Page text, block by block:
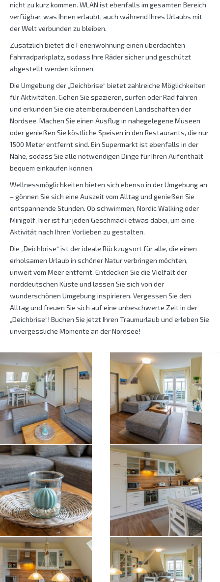
nicht zu kurz kommen. WLAN ist ebenfalls im gesamten Bereich
verfügbar, was Ihnen erlaubt, auch während Ihres Urlaubs mit
der Welt verbunden zu bleiben.
Zusätzlich bietet die Ferienwohnung einen überdachten
Fahrradparkplatz, sodass Ihre Räder sicher und geschützt
abgestellt werden können.
Die Umgebung der „Deichbrise“ bietet zahlreiche Möglichkeiten
für Aktivitäten. Gehen Sie spazieren, surfen oder Rad fahren
und erkunden Sie die atemberaubenden Landschaften der
Nordsee. Machen Sie einen Ausflug in nahegelegene Museen
oder genießen Sie köstliche Speisen in den Restaurants, die nur
1500 Meter entfernt sind. Ein Supermarkt ist ebenfalls in der
Nähe, sodass Sie alle notwendigen Dinge für Ihren Aufenthalt
bequem einkaufen können.
Wellnessmöglichkeiten bieten sich ebenso in der Umgebung an
– gönnen Sie sich eine Auszeit vom Alltag und genießen Sie
entspannende Stunden. Ob schwimmen, Nordic Walking oder
Minigolf, hier ist für jeden Geschmack etwas dabei, um eine
Aktivität nach Ihren Vorlieben zu gestalten.
Die „Deichbrise“ ist der ideale Rückzugsort für alle, die einen
erholsamen Urlaub in schöner Natur verbringen möchten,
unweit vom Meer entfernt. Entdecken Sie die Vielfalt der
norddeutschen Küste und lassen Sie sich von der
wunderschönen Umgebung inspirieren. Vergessen Sie den
Alltag und freuen Sie sich auf eine unbeschwerte Zeit in der
„Deichbrise“! Buchen Sie jetzt Ihren Traumurlaub und erleben Sie
unvergessliche Momente an der Nordsee!